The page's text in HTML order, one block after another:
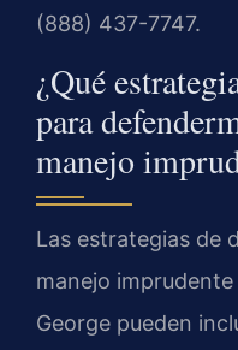
(888) 437-7747.
¿Qué
para
manejo
Las estrategias de
manejo
George pueden